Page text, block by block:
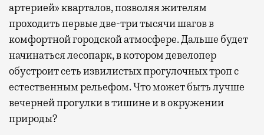
артерией» кварталов, позволяя жителям
проходить первые две-три тысячи шагов в
комфортной городской атмосфере. Дальше будет
начинаться лесопарк, в котором девелопер
обустроит сеть извилистых прогулочных троп с
естественным рельефом. Что может быть лучше
вечерней прогулки в тишине и в окружении
природы?